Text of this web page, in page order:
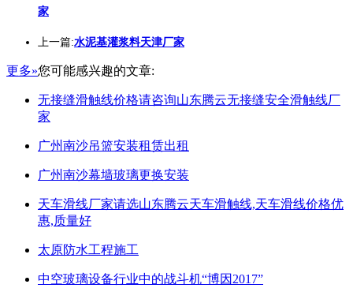
家
上一篇:水泥基灌浆料天津厂家
更多»您可能感兴趣的文章:
无接缝滑触线价格请咨询山东腾云无接缝安全滑触线厂
家
广州南沙吊篮安装租赁出租
广州南沙幕墙玻璃更换安装
天车滑线厂家请选山东腾云天车滑触线,天车滑线价格优
惠,质量好
太原防水工程施工
中空玻璃设备行业中的战斗机“博因2017”